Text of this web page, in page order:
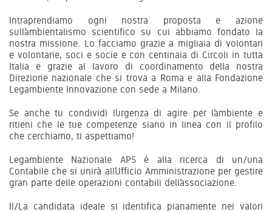
Intraprendiamo ogni nostra proposta e azione
sull’ambientalismo scientifico su cui abbiamo fondato la
nostra missione. Lo facciamo grazie a migliaia di volontari
e volontarie, soci e socie e con centinaia di Circoli in tutta
Italia e grazie al lavoro di coordinamento della nostra
Direzione nazionale che si trova a Roma e alla Fondazione
Legambiente Innovazione con sede a Milano.
Se anche tu condividi l’urgenza di agire per l’ambiente e
ritieni che le tue competenze siano in linea con il profilo
che cerchiamo, ti aspettiamo!
Legambiente Nazionale APS è alla ricerca di un/una
Contabile che si unirà all’Ufficio Amministrazione per gestire
gran parte delle operazioni contabili dell’associazione.
Il/La candidata ideale si identifica pianamente nei valori